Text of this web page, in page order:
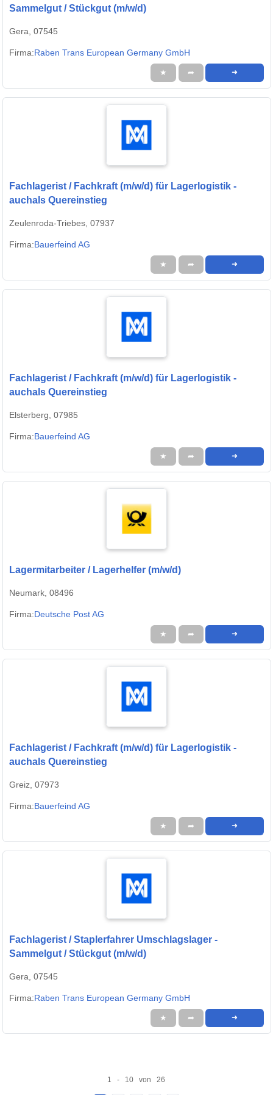
Sammelgut / Stückgut (m/w/d)
Gera, 07545
Firma:Raben Trans European Germany GmbH
★ ➦ ➜
Fachlagerist / Fachkraft (m/w/d) für Lagerlogistik -
auchals Quereinstieg
Zeulenroda-Triebes, 07937
Firma:Bauerfeind AG
★ ➦ ➜
Fachlagerist / Fachkraft (m/w/d) für Lagerlogistik -
auchals Quereinstieg
Elsterberg, 07985
Firma:Bauerfeind AG
★ ➦ ➜
Lagermitarbeiter / Lagerhelfer (m/w/d)
Neumark, 08496
Firma:Deutsche Post AG
★ ➦ ➜
Fachlagerist / Fachkraft (m/w/d) für Lagerlogistik -
auchals Quereinstieg
Greiz, 07973
Firma:Bauerfeind AG
★ ➦ ➜
Fachlagerist / Staplerfahrer Umschlagslager -
Sammelgut / Stückgut (m/w/d)
Gera, 07545
Firma:Raben Trans European Germany GmbH
★ ➦ ➜
1 - 10 von 26